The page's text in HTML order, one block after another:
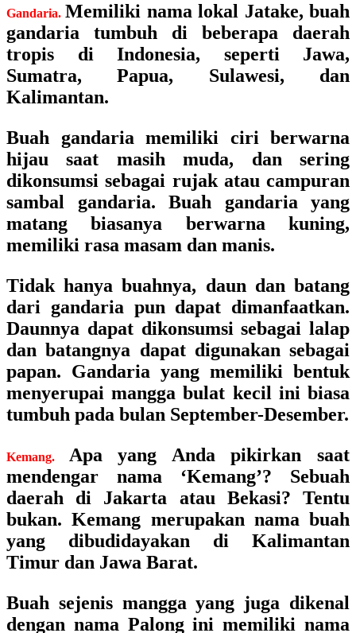
Gandaria. Memiliki nama lokal Jatake, buah
gandaria tumbuh di beberapa daerah
tropis di Indonesia, seperti Jawa,
Sumatra, Papua, Sulawesi, dan
Kalimantan.
Buah gandaria memiliki ciri berwarna
hijau saat masih muda, dan sering
dikonsumsi sebagai rujak atau campuran
sambal gandaria. Buah gandaria yang
matang biasanya berwarna kuning,
memiliki rasa masam dan manis.
Tidak hanya buahnya, daun dan batang
dari gandaria pun dapat dimanfaatkan.
Daunnya dapat dikonsumsi sebagai lalap
dan batangnya dapat digunakan sebagai
papan. Gandaria yang memiliki bentuk
menyerupai mangga bulat kecil ini biasa
tumbuh pada bulan September-Desember.
Kemang.
Apa yang Anda pikirkan saat
mendengar nama ‘Kemang’? Sebuah
daerah di Jakarta atau Bekasi? Tentu
bukan. Kemang merupakan nama buah
yang dibudidayakan di Kalimantan
Timur dan Jawa Barat.
Buah sejenis mangga yang juga dikenal
dengan nama Palong ini memiliki nama